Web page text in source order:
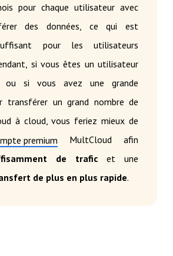
pour chaque utilisateur avec
des données, ce qui est
pour les utilisateurs
si vous êtes un utilisateur
ou si vous avez une grande
transférer un grand nombre de
à cloud, vous feriez mieux de
premium MultCloud afin
de trafic et une
de plus en plus rapide.